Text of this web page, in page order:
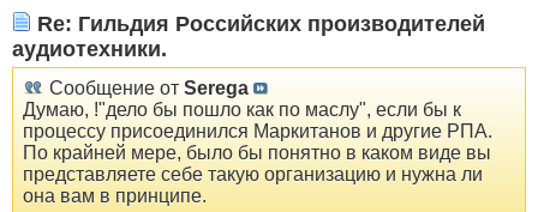
Re: Гильдия Российских производителей
аудиотехники.
Сообщение от Serega
Думаю, !"дело бы пошло как по маслу", если бы к
процессу присоединился Маркитанов и другие РПА.
По крайней мере, было бы понятно в каком виде вы
представляете себе такую организацию и нужна ли
она вам в принципе.